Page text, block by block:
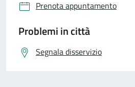
Prenota appuntamento
Problemi in città
Segnala disservizio